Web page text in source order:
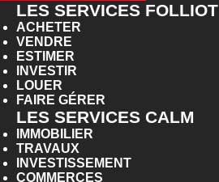
LES SERVICES FOLLIOT
ACHETER
VENDRE
ESTIMER
INVESTIR
LOUER
FAIRE GÉRER
LES SERVICES CALM
IMMOBILIER
TRAVAUX
INVESTISSEMENT
COMMERCES